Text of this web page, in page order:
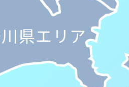
県エリア